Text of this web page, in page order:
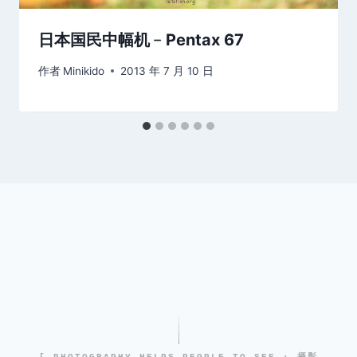
日本国民中幅机﹣Pentax 67
作者 Minikido 2013 年 7 月 10 日